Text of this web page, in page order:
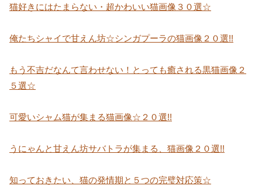
猫好きにはたまらない・超かわいい猫画像３０選☆
俺たちシャイで甘えん坊☆シンガプーラの猫画像２０選!!
もう不吉だなんて言わせない！とっても癒される黒猫画像２
５選☆
可愛いシャム猫が集まる猫画像☆２０選!!
うにゃんと甘えん坊サバトラが集まる、猫画像２０選!!
知っておきたい、猫の発情期と５つの完璧対応策☆